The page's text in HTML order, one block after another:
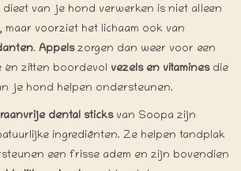
dieet van je hond verwerken is niet alleen
, maar voorziet het lichaam ook van
. Appelszorgen dan weer voor een
én zitten boordevol vezels en vitaminesdie
je hond helpen ondersteunen.
dental sticksvan Soopa zijn
ingrediënten. Ze helpen tandplak
een frisse adem en zijn bovendien